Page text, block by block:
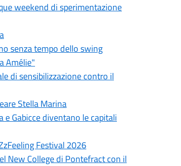
weekend di sperimentazione
senza tempo dello swing
Amélie"
di sensibilizzazione contro il
Stella Marina
Gabicce diventano le capitali
Festival 2026
New College di Pontefract con il